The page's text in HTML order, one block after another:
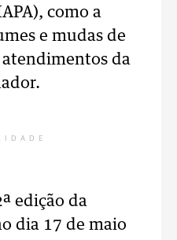
como a
e mudas de
da
edição da
dia 17 de maio